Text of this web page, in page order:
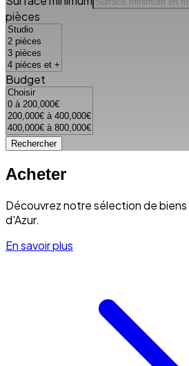
pièces
Budget
Rechercher
Acheter
Découvrez notre sélection de biens
d'Azur.
En savoir plus